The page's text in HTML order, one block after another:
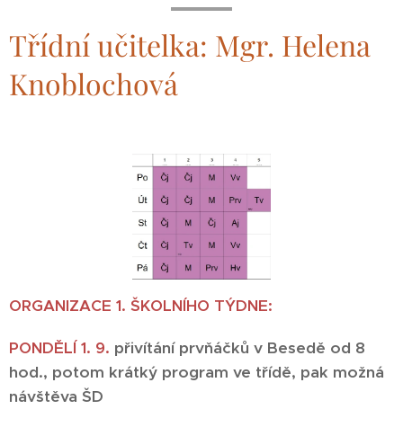
Třídní učitelka: Mgr. Helena
Knoblochová
ORGANIZACE 1. ŠKOLNÍHO TÝDNE:
PONDĚLÍ 1. 9. přivítání prvňáčků v Besedě od 8
hod., potom krátký program ve třídě, pak možná
návštěva ŠD